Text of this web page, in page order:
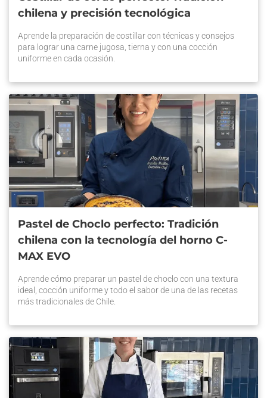
chilena y precisión tecnológica
Aprende la preparación de costillar con técnicas y consejos
para lograr una carne jugosa, tierna y con una cocción
uniforme en cada ocasión.
Pastel de Choclo perfecto: Tradición
chilena con la tecnología del horno C-
MAX EVO
Aprende cómo preparar un pastel de choclo con una textura
ideal, cocción uniforme y todo el sabor de una de las recetas
más tradicionales de Chile.